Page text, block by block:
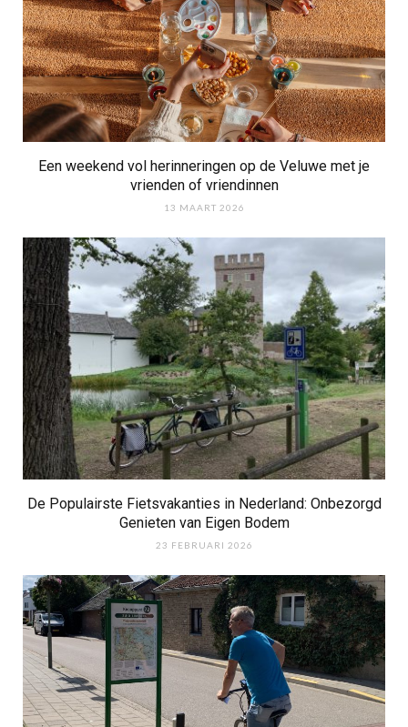
Een weekend vol herinneringen op de Veluwe met je
vrienden of vriendinnen
13 MAART 2026
De Populairste Fietsvakanties in Nederland: Onbezorgd
Genieten van Eigen Bodem
23 FEBRUARI 2026